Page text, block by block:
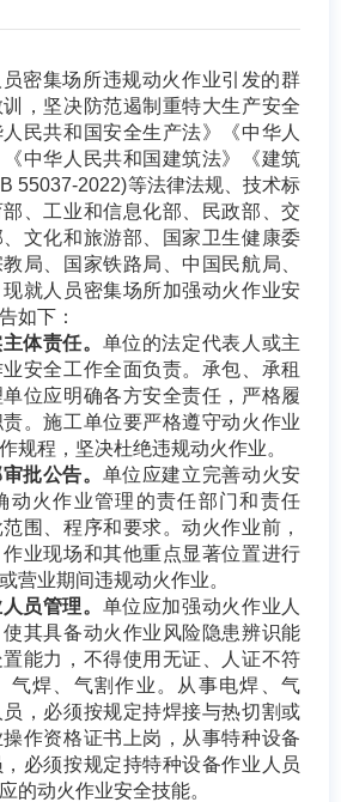
密集场所违规动火作业引发的群
，坚决防范遏制重特大生产安全
民共和国安全生产法》《中华人
中华人民共和国建筑法》《建筑
55037-2022)等法律法规、技术标
、工业和信息化部、民政部、交
文化和旅游部、国家卫生健康委
局、国家铁路局、中国民航局、
就人员密集场所加强动火作业安
如下：
体责任。 单位的法定代表人或主
安全工作全面负责。承包、承租
位应明确各方安全责任，严格履
。施工单位要严格遵守动火作业
规程，坚决杜绝违规动火作业。
批公告。 单位应建立完善动火安
动火作业管理的责任部门和责任
围、程序和要求。动火作业前，
业现场和其他重点显著位置进行
营业期间违规动火作业。
员管理。 单位应加强动火作业人
其具备动火作业风险隐患辨识能
能力，不得使用无证、人证不符
气焊、气割作业。从事电焊、气
，必须按规定持焊接与热切割或
作资格证书上岗，从事特种设备
必须按规定持特种设备作业人员
的动火作业安全技能。